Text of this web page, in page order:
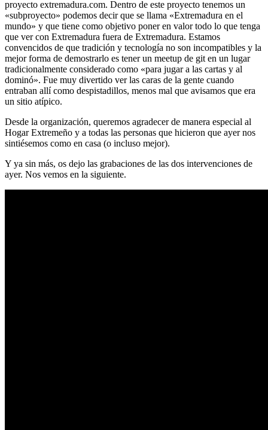
proyecto extremadura.com. Dentro de este proyecto tenemos un
«subproyecto» podemos decir que se llama «Extremadura en el
mundo» y que tiene como objetivo poner en valor todo lo que tenga
que ver con Extremadura fuera de Extremadura. Estamos
convencidos de que tradición y tecnología no son incompatibles y la
mejor forma de demostrarlo es tener un meetup de git en un lugar
tradicionalmente considerado como «para jugar a las cartas y al
dominó». Fue muy divertido ver las caras de la gente cuando
entraban allí como despistadillos, menos mal que avisamos que era
un sitio atípico.
Desde la organización, queremos agradecer de manera especial al
Hogar Extremeño y a todas las personas que hicieron que ayer nos
sintiésemos como en casa (o incluso mejor).
Y ya sin más, os dejo las grabaciones de las dos intervenciones de
ayer. Nos vemos en la siguiente.